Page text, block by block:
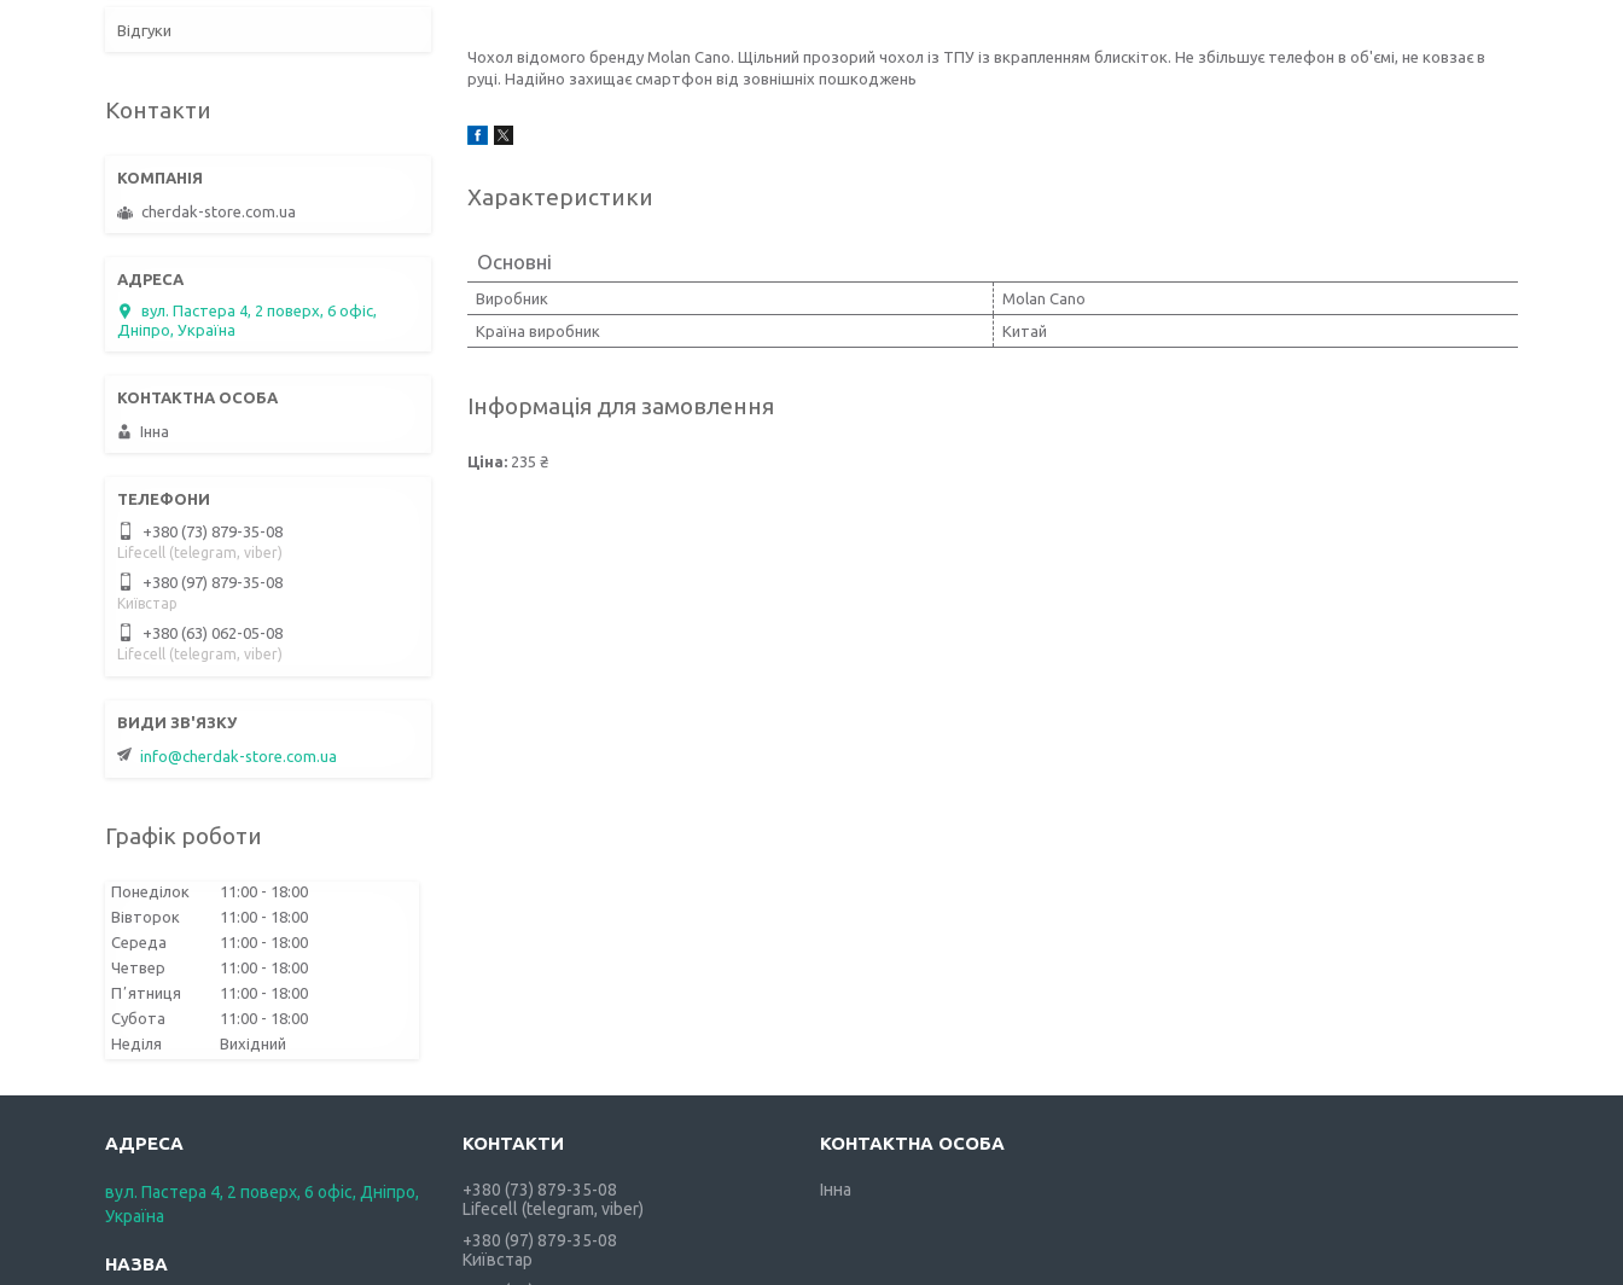
Чохол відомого бренду Molan Cano. Щільний прозорий чохол із ТПУ із вкрапленням блискіток. Не збільшує телефон в об'ємі, не ковзає в
руці. Надійно захищає смартфон від зовнішніх пошкоджень
Характеристики
Основні
Виробник
Molan Cano
Країна виробник
Китай
Інформація для замовлення
Ціна: 235 ₴
Відгуки
Контакти
cherdak-store.com.ua
вул. Пастера 4, 2 поверх, 6 офіс,
Дніпро, Україна
Інна
+380 (73) 879-35-08
Lifecell (telegram, viber)
+380 (97) 879-35-08
Київстар
+380 (63) 062-05-08
Lifecell (telegram, viber)
info@cherdak-store.com.ua
Графік роботи
Понеділок 11:00
18:00
Вівторок
11:00
18:00
Середа
11:00
18:00
Четвер
11:00
18:00
Пʼятниця
11:00
18:00
Субота
11:00
18:00
Неділя
Вихідний
вул. Пастера 4, 2 поверх, 6 офіс, Дніпро,
Україна
+380 (73) 879-35-08
Lifecell (telegram, viber)
+380 (97) 879-35-08
Київстар
Інна